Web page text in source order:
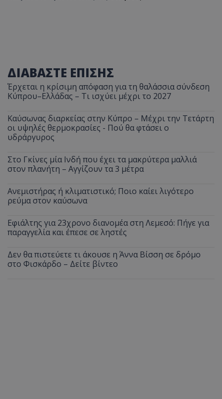
ΔΙΑΒΑΣΤΕ ΕΠΙΣΗΣ
Έρχεται η κρίσιμη απόφαση για τη θαλάσσια σύνδεση
Κύπρου–Ελλάδας – Τι ισχύει μέχρι το 2027
Καύσωνας διαρκείας στην Κύπρο – Μέχρι την Τετάρτη
οι υψηλές θερμοκρασίες - Πού θα φτάσει ο
υδράργυρος
Στο Γκίνες μία Ινδή που έχει τα μακρύτερα μαλλιά
στον πλανήτη – Αγγίζουν τα 3 μέτρα
Ανεμιστήρας ή κλιματιστικό; Ποιο καίει λιγότερο
ρεύμα στον καύσωνα
Εφιάλτης για 23χρονο διανομέα στη Λεμεσό: Πήγε για
παραγγελία και έπεσε σε ληστές
Δεν θα πιστεύετε τι άκουσε η Άννα Βίσση σε δρόμο
στο Φισκάρδο – Δείτε βίντεο